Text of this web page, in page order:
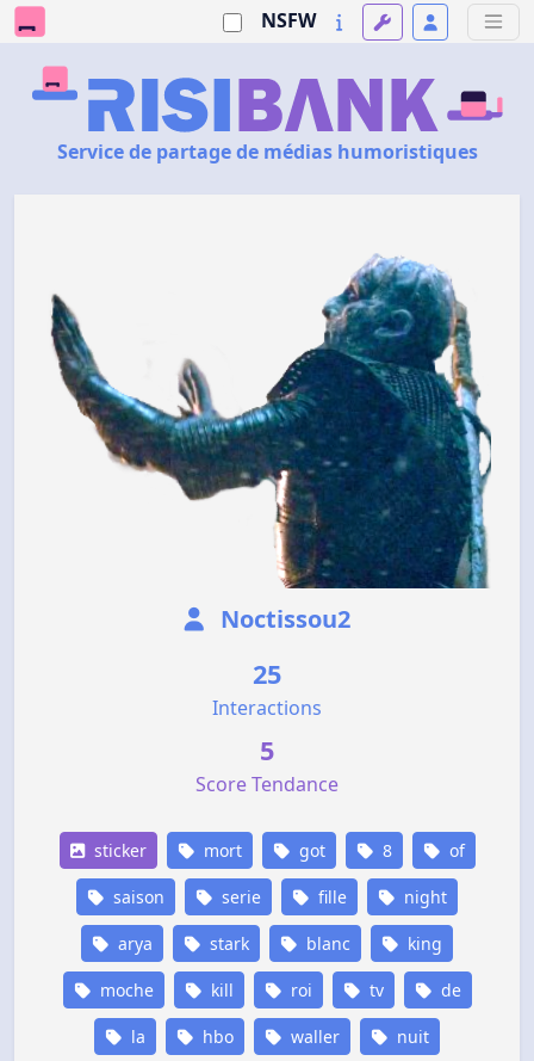
NSFW
Service de partage de médias humoristiques
Noctissou2
25
Interactions
5
Score Tendance
sticker mort got 8 of
saison serie fille night
arya stark blanc king
moche kill roi tv de
la hbo waller nuit